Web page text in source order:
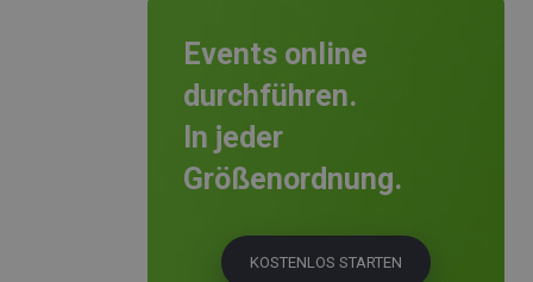
Events online
durchführen.
In jeder
Größenordnung.
KOSTENLOS STARTEN